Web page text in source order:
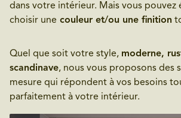
dans votre intérieur. Mais vous pouvez
choisir une couleur et/ou une finition
Quel que soit votre style, moderne,
scandinave, nous vous proposons des
mesure qui répondent à vos besoins
parfaitement à votre intérieur.